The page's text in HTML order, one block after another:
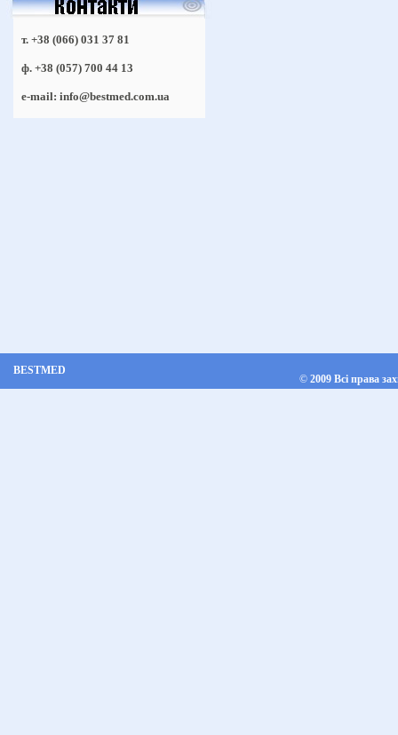
т. +38 (066) 031 37 81
ф. +38 (057) 700 44 13
e-mail: info@bestmed.com.ua
BESTMED
© 2009 Всі права